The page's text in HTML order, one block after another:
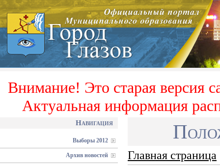
Внимание! Это старая версия
Актуальная информация
Навигация
Выборы 2012
Архив новостей Главная страница